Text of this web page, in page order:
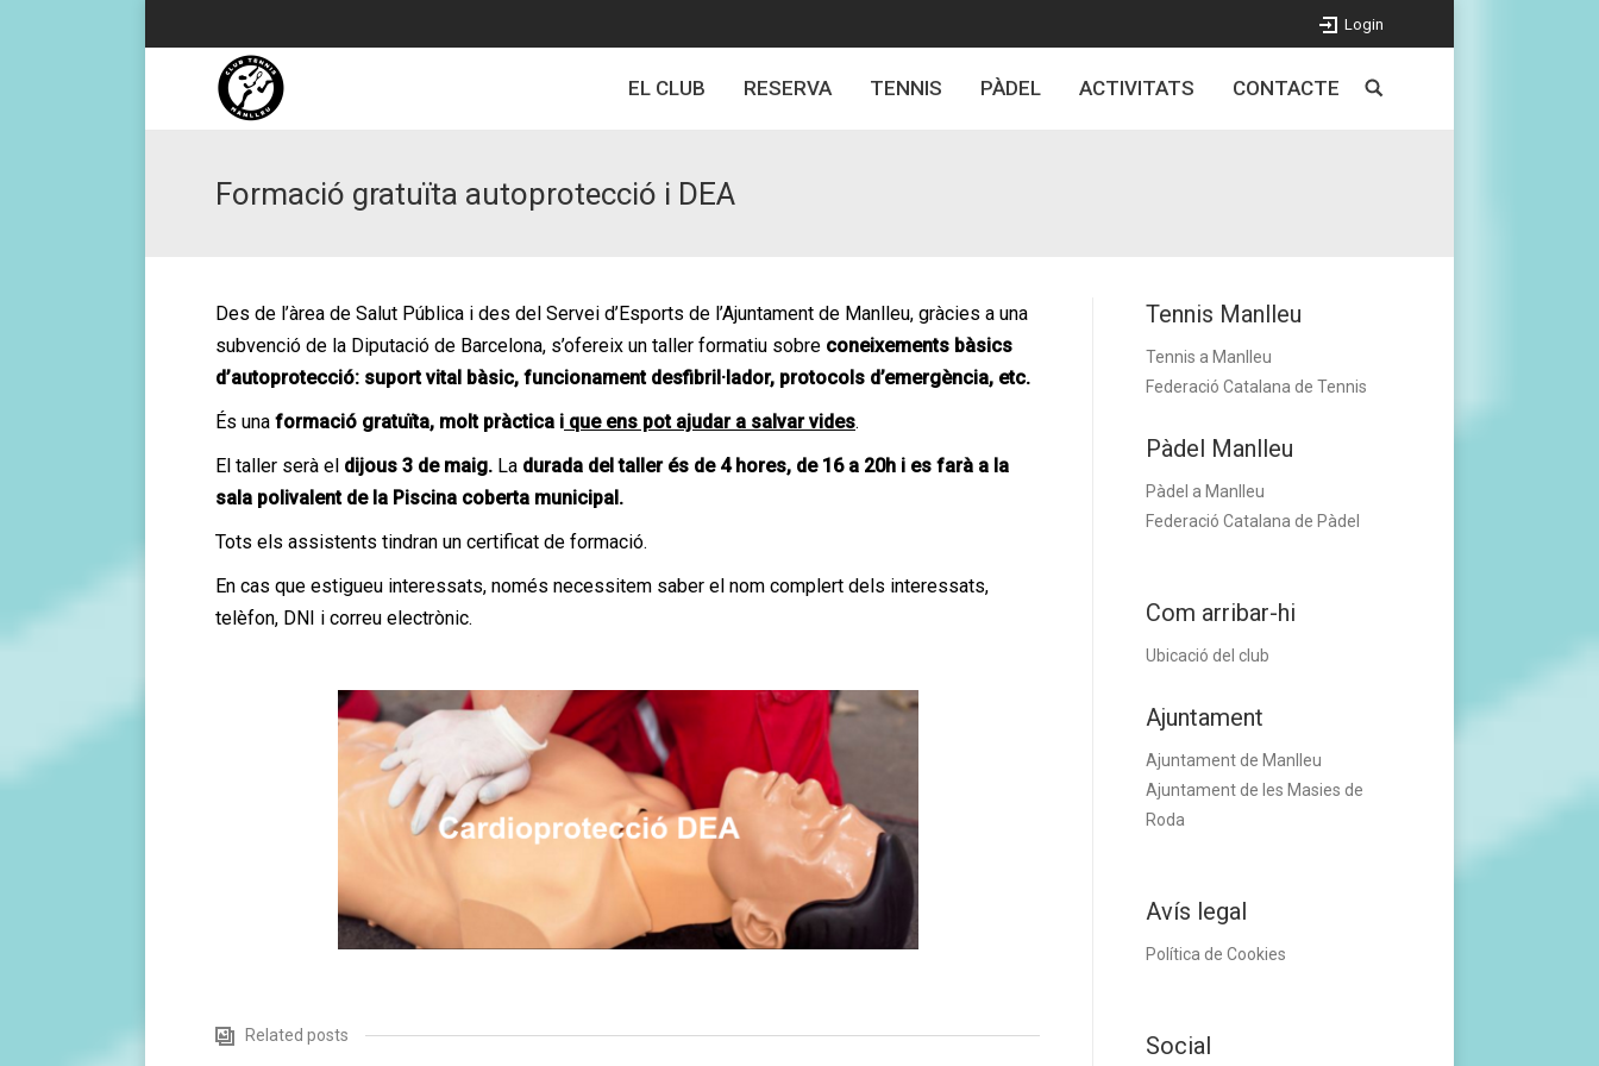
Login
EL CLUB RESERVA TENNIS PÀDEL ACTIVITATS CONTACTE
Formació gratuïta autoprotecció i DEA
Des de l’àrea de Salut Pública i des del Servei d’Esports de l’Ajuntament de Manlleu, gràcies a una
subvenció de la Diputació de Barcelona, s’ofereix un taller formatiu sobre coneixements bàsics
d’autoprotecció: suport vital bàsic, funcionament desfibril·lador, protocols d’emergència, etc.
És una formació gratuïta, molt pràctica i que ens pot ajudar a salvar vides.
El taller serà el dijous 3 de maig. La durada del taller és de 4 hores, de 16 a 20h i es farà a la
sala polivalent de la Piscina coberta municipal.
Tots els assistents tindran un certificat de formació.
En cas que estigueu interessats, només necessitem saber el nom complert dels interessats,
telèfon, DNI i correu electrònic.
Related posts
Tennis Manlleu
Tennis a Manlleu
Federació Catalana de Tennis
Pàdel Manlleu
Pàdel a Manlleu
Federació Catalana de Pàdel
Com arribar-hi
Ubicació del club
Ajuntament
Ajuntament de Manlleu
Ajuntament de les Masies de
Roda
Avís legal
Política de Cookies
Social